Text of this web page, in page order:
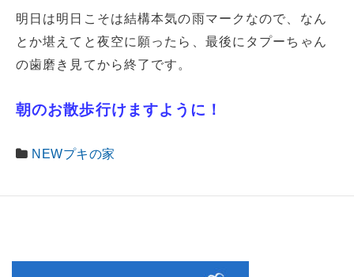
明日は明日こそは結構本気の雨マークなので、なん
とか堪えてと夜空に願ったら、最後にタプーちゃん
の歯磨き見てから終了です。
朝のお散歩行けますように！
NEWプキの家